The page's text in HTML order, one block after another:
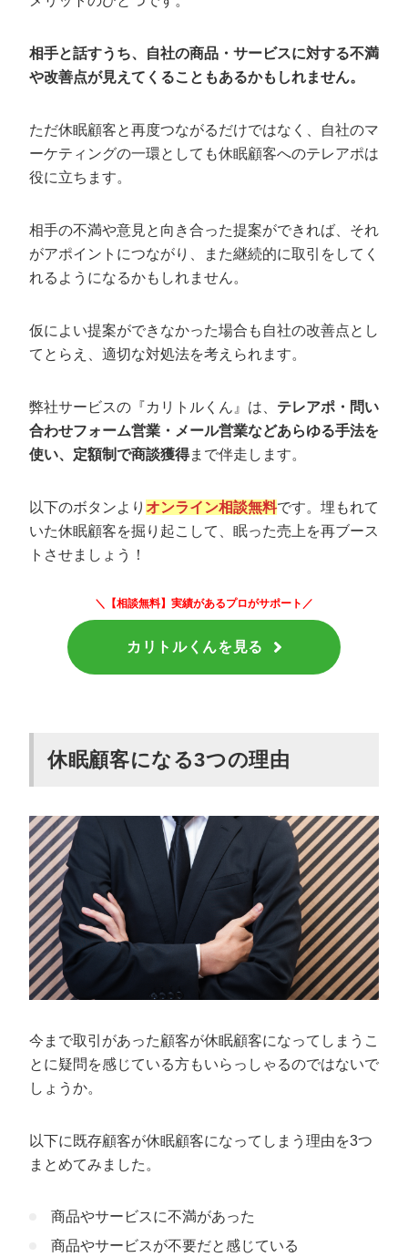
相手と話すうち、自社の商品・サービスに対する不満
や改善点が見えてくることもあるかもしれません。
ただ休眠顧客と再度つながるだけではなく、自社のマ
ーケティングの一環としても休眠顧客へのテレアポは
役に立ちます。
相手の不満や意見と向き合った提案ができれば、それ
がアポイントにつながり、また継続的に取引をしてく
れるようになるかもしれません。
仮によい提案ができなかった場合も自社の改善点とし
てとらえ、適切な対処法を考えられます。
弊社サービスの『カリトルくん』は、 テレアポ・問い
合わせフォーム営業・メール営業などあらゆる手法を
使い、定額制で商談獲得まで伴走します。
以下のボタンより オンライン相談無料です。埋もれて
いた休眠顧客を掘り起こして、眠った売上を再ブース
トさせましょう！
＼【相談無料】実績があるプロがサポート／
カリトルくんを見る
休眠顧客になる3つの理由
今まで取引があった顧客が休眠顧客になってしまうこ
とに疑問を感じている方もいらっしゃるのではないで
しょうか。
以下に既存顧客が休眠顧客になってしまう理由を3つ
まとめてみました。
商品やサービスに不満があった
商品やサービスが不要だと感じている